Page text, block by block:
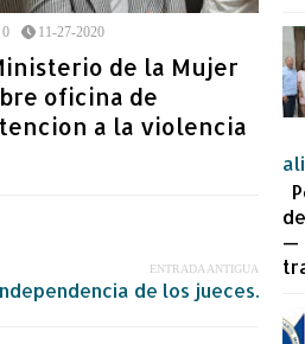
0 11-27-2020
de la Mujer
oficina de
a la violencia
ENTRADA ANTIGUA
de los jueces.
—